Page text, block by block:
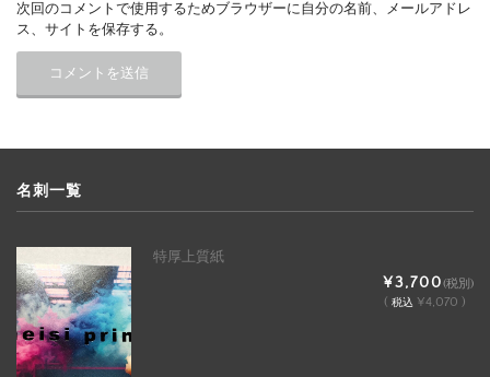
次回のコメントで使用するためブラウザーに自分の名前、メールアドレ
ス、サイトを保存する。
名刺一覧
特厚上質紙
¥3,700(税別)
( 税込 ¥4,070 )